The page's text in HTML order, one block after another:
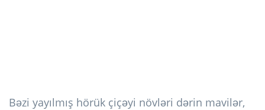
Bəzi yayılmış hörük çiçəyi növləri dərin mavilər,